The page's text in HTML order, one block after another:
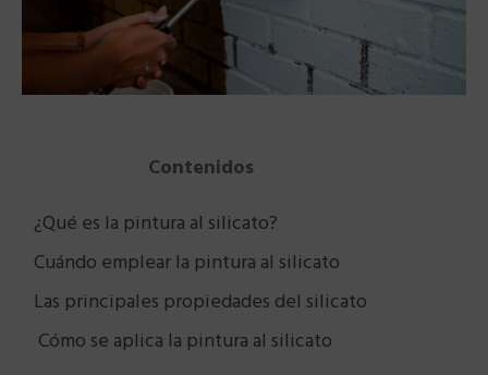
Contenidos
¿Qué es la pintura al silicato?
Cuándo emplear la pintura al silicato
Las principales propiedades del silicato
Cómo se aplica la pintura al silicato